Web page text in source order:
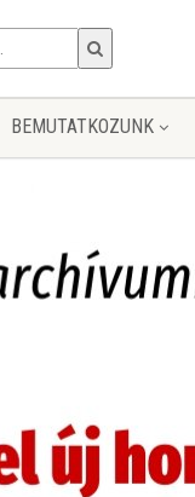
BEMUTATKOZUNK